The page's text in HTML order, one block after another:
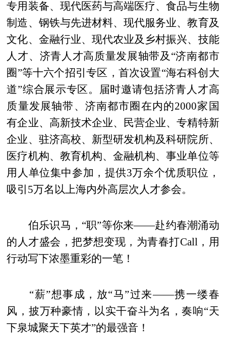
专用装备、现代医药与高端医疗、食品与生物
制造、钢铁与先进材料、现代服务业、教育及
文化、金融行业、现代农业及乡村振兴、技能
人才、济青人才高质量发展轴带及“济南都市
圈”等十六个招引专区，首次设置“海右科创大
道”综合展示专区。届时邀请包括济青人才高
质量发展轴带、济南都市圈在内的2000家国
有企业、高新技术企业、民营企业、专精特新
企业、驻济高校、新型研发机构及科研院所、
医疗机构、教育机构、金融机构、事业单位等
用人单位集中参加，提供3万余个优质职位，
吸引5万名以上海内外高层次人才参会。
伯乐识马，“职”等你来——赴约春潮涌动
的人才盛会，把梦想变现，为青春打Call，用
行动写下浓墨重彩的一笔！
“薪”想事成，放“马”过来——携一缕春
风，披万种豪情，以实干奋斗为名，奏响“天
下泉城聚天下英才”的最强音！